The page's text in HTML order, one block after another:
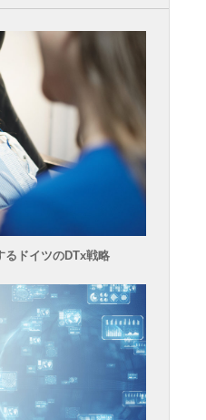
るドイツのDTx戦略